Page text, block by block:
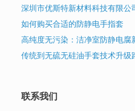
深圳市优斯特新材料科技有限
如何购买合适的防静电手指套
高纯度无污染：洁净室防静电腐
传统到无硫无硅油手套技术升级
联系我们